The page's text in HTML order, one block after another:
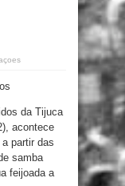
da Tijuca
acontece
partir das
samba
feijoada a